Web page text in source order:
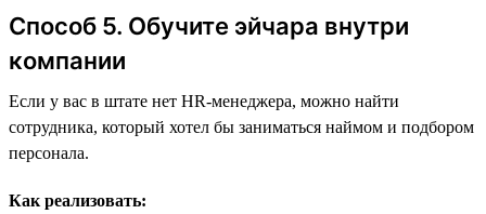
Способ 5. Обучите эйчара внутри
компании
Если у вас в штате нет HR-менеджера, можно найти
сотрудника, который хотел бы заниматься наймом и подбором
персонала.
Как реализовать: